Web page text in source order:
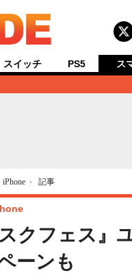
スイッチ PS5 ス
iPhone › 記事
クフェス』
ーンも